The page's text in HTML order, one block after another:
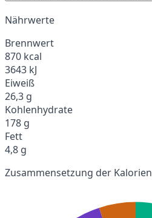
Nährwerte
Brennwert
870 kcal
3643 kJ
Eiweiß
26,3 g
Kohlenhydrate
178 g
Fett
4,8 g
Zusammensetzung der Kalorien